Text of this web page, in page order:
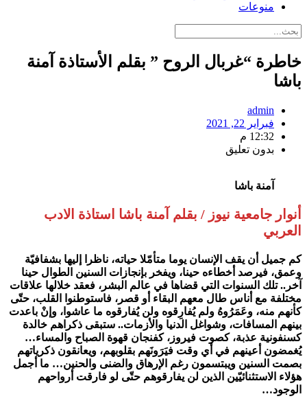
منوعات
خاطرة “غربال الروح ” بقلم الأستاذة آمنة
باشا
admin
فبراير 22, 2021
12:32 م
بدون تعليق
آمنة باشا
أنوار جامعية نيوز / بقلم آمنة باشا استاذة الادب
العربي
كم جميل أن يقف الإنسان يوما متأمّلا حياته، ناظرا إليها بشفافيّة
وعمق، فيرصد أخطاءه حينا، ويفخر بإنجازات السنين الطوال حينا
آخر.. تلك السنوات التي قضاها في عالم البشر، فعقد خلالها علاقات
مختلفة مع أناس طال معهم البقاء أو قصر، فاستوطنوا القلب، حتّى
كأنهم منه، وعَمَرُوهُ ولم يُفارِقوه ولن يُفارقوه ما عاشوا، وإنْ باعدت
بينهم المسافات، وشواغل الدنيا والأزمات.. ستبقى ذكراهم خالدة
كسنفونية عذبة، كصوت فيروز، كفنجان قهوة الصباح والمساء…
يُغمضون أعينهم في أي وقت فيَرَونَهم بقلوبهم، ويعانقون ذكرياتهم
بصمت السنين ويبتسمون رغم الإرهاق والضنى والحنين… ما أجمل
هؤلاء الاستثنائيّين الذين لن يفارقوهم حتّى لو فارقت أرواحهم
الوجود…